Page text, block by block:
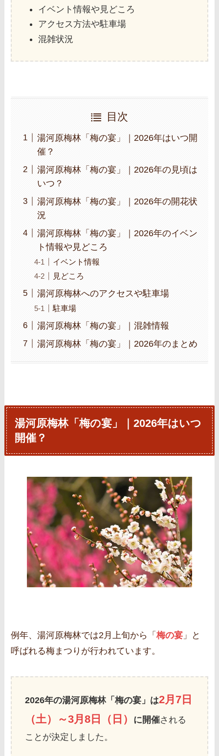
イベント情報や見どころ
アクセス方法や駐車場
混雑状況
目次
湯河原梅林「梅の宴」｜2026年はいつ開
催？
湯河原梅林「梅の宴」｜2026年の見頃は
いつ？
湯河原梅林「梅の宴」｜2026年の開花状
況
湯河原梅林「梅の宴」｜2026年のイベン
ト情報や見どころ
イベント情報
見どころ
湯河原梅林へのアクセスや駐車場
駐車場
湯河原梅林「梅の宴」｜混雑情報
湯河原梅林「梅の宴」｜2026年のまとめ
湯河原梅林「梅の宴」｜2026年はいつ
開催？
例年、湯河原梅林では2月上旬から「梅の宴 」と
呼ばれる梅まつりが行われています。
2026年の湯河原梅林「梅の宴」は2月7日
（土）～3月8日（日）
に開催される
ことが決定しました。